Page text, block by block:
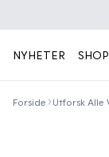
NYHETER SHOP
Forside Utforsk Alle